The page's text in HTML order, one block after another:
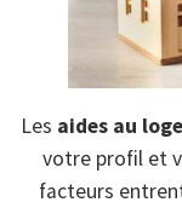
Les aides au
votre profil et
facteurs